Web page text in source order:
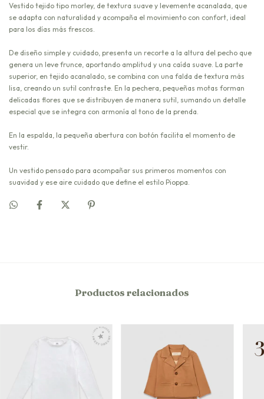
Vestido tejido tipo morley, de textura suave y levemente acanalada, que
se adapta con naturalidad y acompaña el movimiento con confort, ideal
para los días más frescos.
De diseño simple y cuidado, presenta un recorte a la altura del pecho que
genera un leve frunce, aportando amplitud y una caída suave. La parte
superior, en tejido acanalado, se combina con una falda de textura más
lisa, creando un sutil contraste. En la pechera, pequeñas motas forman
delicadas flores que se distribuyen de manera sutil, sumando un detalle
especial que se integra con armonía al tono de la prenda.
En la espalda, la pequeña abertura con botón facilita el momento de
vestir.
Un vestido pensado para acompañar sus primeros momentos con
suavidad y ese aire cuidado que define el estilo Pioppa.
Productos relacionados